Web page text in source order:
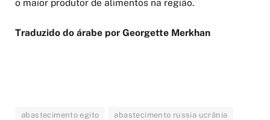
o maior produtor de alimentos na região.
Traduzido do árabe por Georgette Merkhan
abastecimento egito abastecimento russia ucrânia